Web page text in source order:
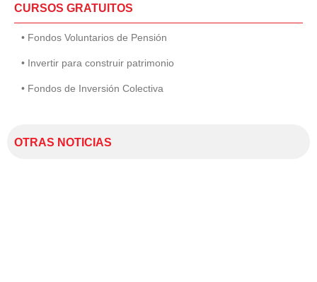
CURSOS GRATUITOS
• Fondos Voluntarios de Pensión
• Invertir para construir patrimonio
• Fondos de Inversión Colectiva
OTRAS NOTICIAS